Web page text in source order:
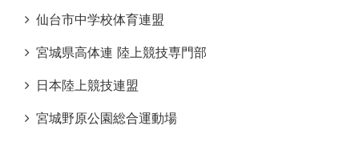
仙台市中学校体育連盟
宮城県高体連 陸上競技専門部
日本陸上競技連盟
宮城野原公園総合運動場